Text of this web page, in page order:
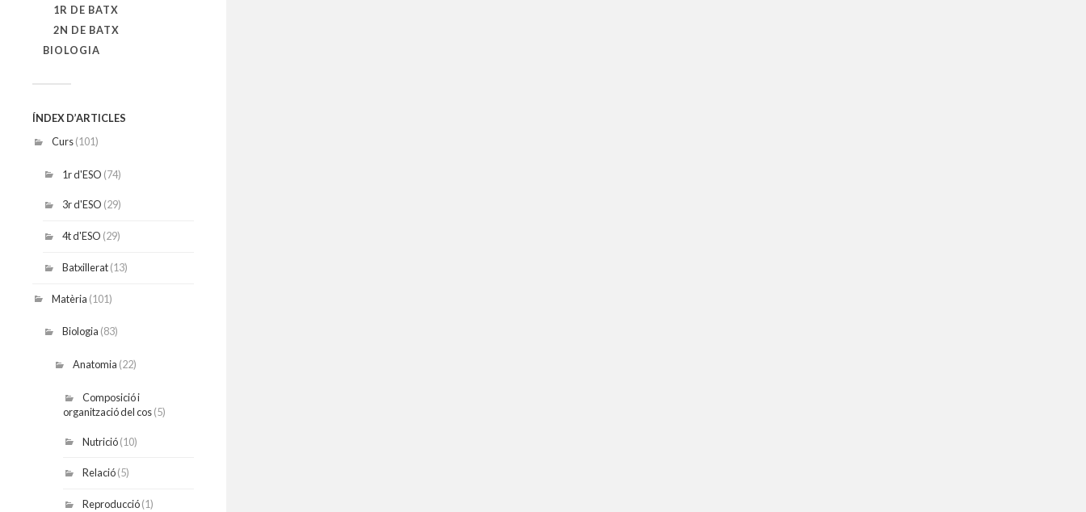
1R DE BATX
2N DE BATX
BIOLOGIA
ÍNDEX D’ARTICLES
Curs(101)
1r d'ESO (74)
3r d'ESO (29)
4t d'ESO (29)
Batxillerat(13)
Matèria (101)
Biologia (83)
Anatomia (22)
Composició i
organització del cos(5)
Nutrició(10)
Relació(5)
Reproducció(1)